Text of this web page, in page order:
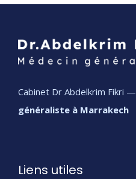
Cabinet Dr Abdelkrim Fikri —
généraliste à Marrakech
Liens utiles